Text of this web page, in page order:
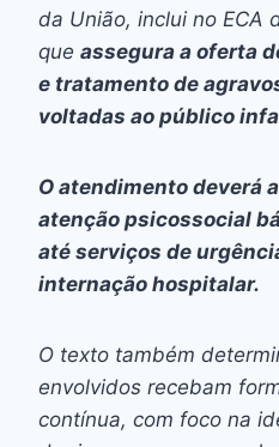
da União, inclui no ECA
que assegura a oferta
e tratamento de
voltadas ao público
O atendimento deverá
atenção psicossocial
até serviços de
internação hospitalar.
O texto também
envolvidos recebam
contínua, com foco na